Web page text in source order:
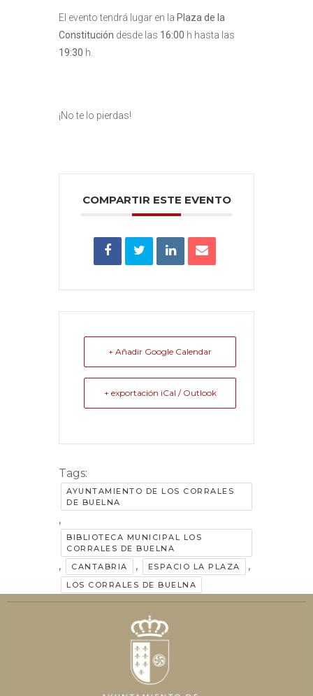
El evento tendrá lugar en la Plaza de la
Constitución desde las 16:00 h hasta las
19:30 h.
¡No te lo pierdas!
COMPARTIR ESTE EVENTO
+ Añadir Google Calendar
+ exportación iCal / Outlook
Tags:
AYUNTAMIENTO DE LOS CORRALES
DE BUELNA
,
BIBLIOTECA MUNICIPAL LOS
CORRALES DE BUELNA
, CANTABRIA , ESPACIO LA PLAZA ,
LOS CORRALES DE BUELNA